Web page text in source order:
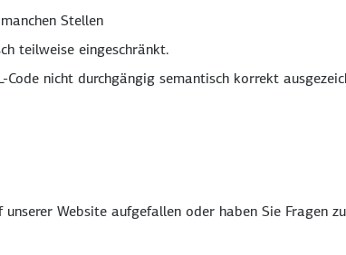
Stellen
teilweise eingeschränkt.
nicht durchgängig semantisch korrekt
Website aufgefallen oder haben Sie Fragen